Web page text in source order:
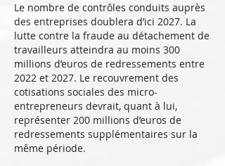
Le nombre de contrôles conduits auprès
des entreprises doublera d’ici 2027. La
lutte contre la fraude au détachement de
travailleurs atteindra au moins 300
millions d’euros de redressements entre
2022 et 2027. Le recouvrement des
cotisations sociales des micro-
entrepreneurs devrait, quant à lui,
représenter 200 millions d’euros de
redressements supplémentaires sur la
même période.